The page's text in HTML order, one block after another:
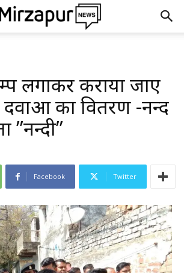
लगाकर कराया जाए
का वितरण -नन्द
Facebook Twitter